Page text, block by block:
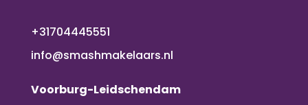
+31704445551
info@smashmakelaars.nl
Voorburg-Leidschendam